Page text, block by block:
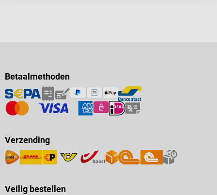
Betaalmethoden
Verzending
Veilig bestellen